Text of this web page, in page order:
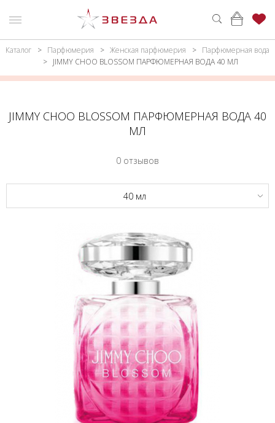
ВОЙТИ
Каталог
МАКИЯЖ
МУЖЧИНАМ
НАБОРЫ
Каталог Парфюмерия Женская парфюмерия
Парфюмерная вода
JIMMY CHOO BLOSSOM ПАРФЮМЕРНАЯ ВОДА 40 МЛ
JIMMY CHOO BLOSSOM ПАРФЮМЕРНАЯ ВОДА 40
МЛ
0 отзывов
40 мл